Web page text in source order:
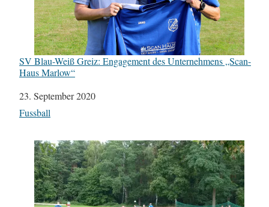
SV Blau-Weiß Greiz: Engagement des Unternehmens „Scan-
Haus Marlow“
Datum
23. September 2020
In Bezug auf
Fussball